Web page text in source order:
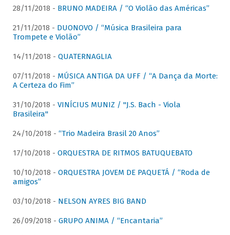
28/11/2018 - BRUNO MADEIRA / “O Violão das Américas”
21/11/2018 - DUONOVO / “Música Brasileira para
Trompete e Violão”
14/11/2018 - QUATERNAGLIA
07/11/2018 - MÚSICA ANTIGA DA UFF / “A Dança da Morte:
A Certeza do Fim”
31/10/2018 - VINÍCIUS MUNIZ / "J.S. Bach - Viola
Brasileira"
24/10/2018 - “Trio Madeira Brasil 20 Anos”
17/10/2018 - ORQUESTRA DE RITMOS BATUQUEBATO
10/10/2018 - ORQUESTRA JOVEM DE PAQUETÁ / “Roda de
amigos”
03/10/2018 - NELSON AYRES BIG BAND
26/09/2018 - GRUPO ANIMA / “Encantaria”